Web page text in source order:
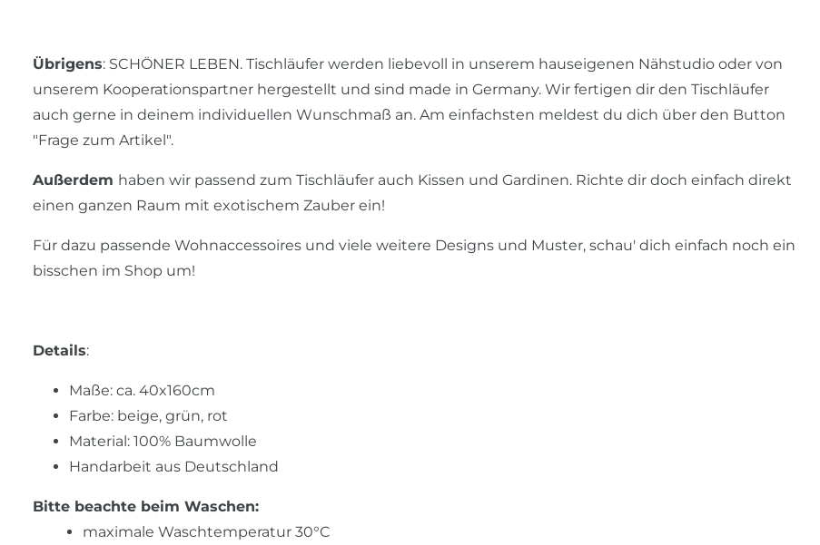
Übrigens: SCHÖNER LEBEN. Tischläufer werden liebevoll in unserem hauseigenen Nähstudio oder von
unserem Kooperationspartner hergestellt und sind made in Germany. Wir fertigen dir den Tischläufer
auch gerne in deinem individuellen Wunschmaß an. Am einfachsten meldest du dich über den Button
"Frage zum Artikel".
Außerdem haben wir passend zum Tischläufer auch Kissen und Gardinen. Richte dir doch einfach direkt
einen ganzen Raum mit exotischem Zauber ein!
Für dazu passende Wohnaccessoires und viele weitere Designs und Muster, schau' dich einfach noch ein
bisschen im Shop um!
Details:
Maße: ca. 40x160cm
Farbe: beige, grün, rot
Material: 100% Baumwolle
Handarbeit aus Deutschland
Bitte beachte beim Waschen:
maximale Waschtemperatur 30°C